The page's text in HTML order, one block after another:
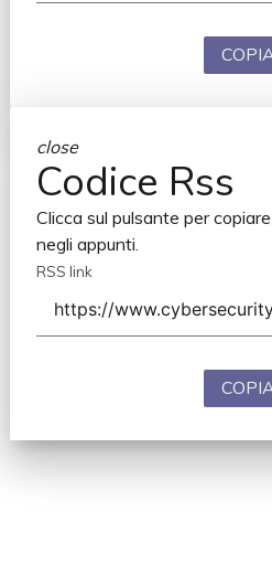
close
Codice Rss
Clicca sul pulsante per
negli appunti.
RSS link